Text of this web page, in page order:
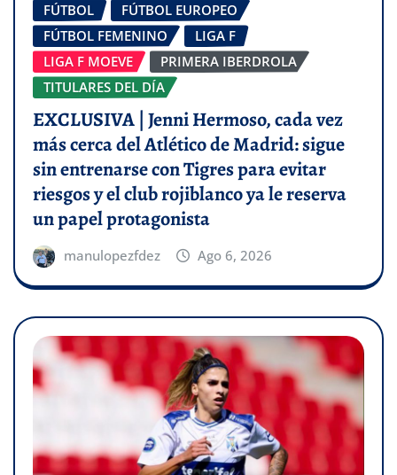
FÚTBOL
FÚTBOL EUROPEO
FÚTBOL FEMENINO
LIGA F
LIGA F MOEVE
PRIMERA IBERDROLA
TITULARES DEL DÍA
EXCLUSIVA | Jenni Hermoso, cada vez
más cerca del Atlético de Madrid: sigue
sin entrenarse con Tigres para evitar
riesgos y el club rojiblanco ya le reserva
un papel protagonista
manulopezfdez Ago 6, 2026